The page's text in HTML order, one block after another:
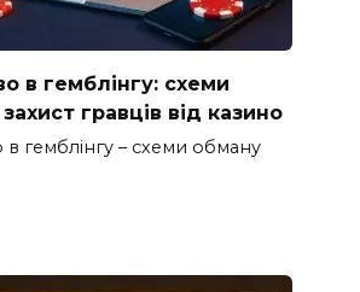
в гемблінгу: схеми
гравців від казино
гемблінгу – схеми обману